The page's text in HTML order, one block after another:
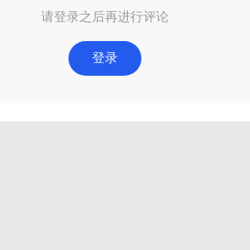
请登录之后再进行评论
登录